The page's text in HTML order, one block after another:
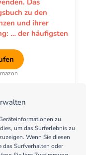
zu
um das Surferlebnis zu
Wenn Sie diesen
Surfverhalten oder
Das
zu den
und ihrer
… der häufigsten